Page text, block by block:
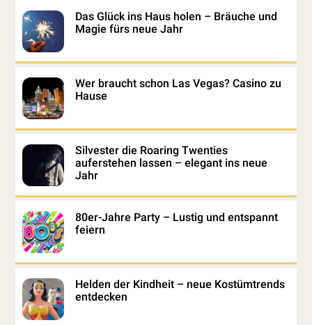
Das Glück ins Haus holen – Bräuche und
Magie fürs neue Jahr
Wer braucht schon Las Vegas? Casino zu
Hause
Silvester die Roaring Twenties
auferstehen lassen – elegant ins neue
Jahr
80er-Jahre Party – Lustig und entspannt
feiern
Helden der Kindheit – neue Kostümtrends
entdecken